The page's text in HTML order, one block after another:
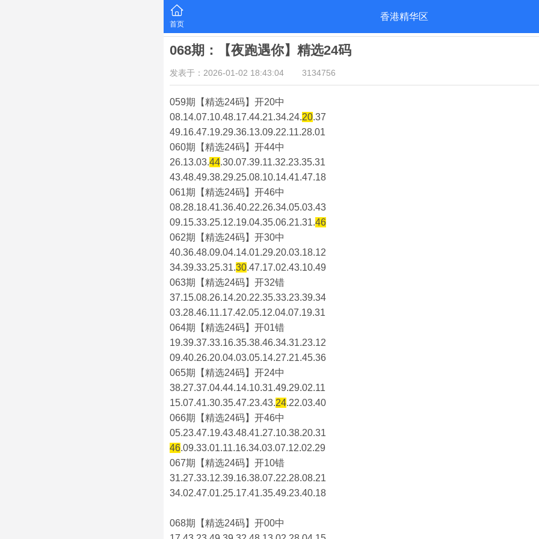
首页
香港精华区
068期：【夜跑遇你】精选24码
发表于：2026-01-02 18:43:04 3134756
059期【精选24码】开20中
08.14.07.10.48.17.44.21.34.24.20.37
49.16.47.19.29.36.13.09.22.11.28.01
060期【精选24码】开44中
26.13.03.44.30.07.39.11.32.23.35.31
43.48.49.38.29.25.08.10.14.41.47.18
061期【精选24码】开46中
08.28.18.41.36.40.22.26.34.05.03.43
09.15.33.25.12.19.04.35.06.21.31.46
062期【精选24码】开30中
40.36.48.09.04.14.01.29.20.03.18.12
34.39.33.25.31.30.47.17.02.43.10.49
063期【精选24码】开32错
37.15.08.26.14.20.22.35.33.23.39.34
03.28.46.11.17.42.05.12.04.07.19.31
064期【精选24码】开01错
19.39.37.33.16.35.38.46.34.31.23.12
09.40.26.20.04.03.05.14.27.21.45.36
065期【精选24码】开24中
38.27.37.04.44.14.10.31.49.29.02.11
15.07.41.30.35.47.23.43.24.22.03.40
066期【精选24码】开46中
05.23.47.19.43.48.41.27.10.38.20.31
46.09.33.01.11.16.34.03.07.12.02.29
067期【精选24码】开10错
31.27.33.12.39.16.38.07.22.28.08.21
34.02.47.01.25.17.41.35.49.23.40.18
068期【精选24码】开00中